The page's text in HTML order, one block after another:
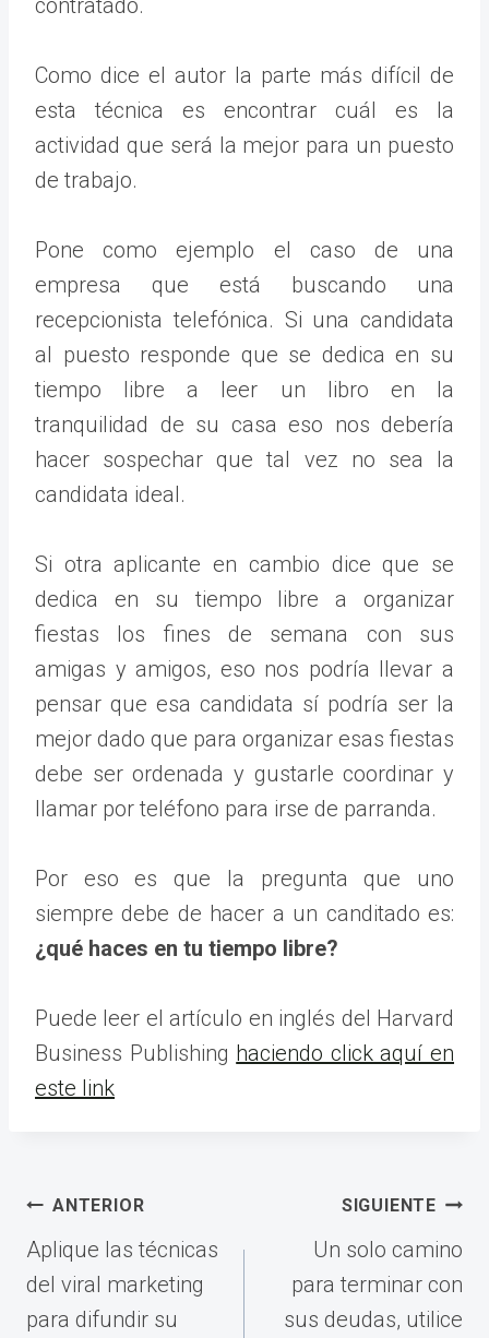
Como dice el autor la parte más difícil de
esta técnica es encontrar cuál es la
actividad que será la mejor para un puesto
de trabajo.
Pone como ejemplo el caso de una
empresa que está buscando una
recepcionista telefónica. Si una candidata
al puesto responde que se dedica en su
tiempo libre a leer un libro en la
tranquilidad de su casa eso nos debería
hacer sospechar que tal vez no sea la
candidata ideal.
Si otra aplicante en cambio dice que se
dedica en su tiempo libre a organizar
fiestas los fines de semana con sus
amigas y amigos, eso nos podría llevar a
pensar que esa candidata sí podría ser la
mejor dado que para organizar esas fiestas
debe ser ordenada y gustarle coordinar y
llamar por teléfono para irse de parranda.
Por eso es que la pregunta que uno
siempre debe de hacer a un canditado es:
¿qué haces en tu tiempo libre?
Puede leer el artículo en inglés del Harvard
Business Publishing haciendo click aquí en
este link
Navegación
de
entradas
ANTERIOR
Aplique las técnicas
del viral marketing
para difundir su
SIGUIENTE
Un solo camino
para terminar con
sus deudas, utilice